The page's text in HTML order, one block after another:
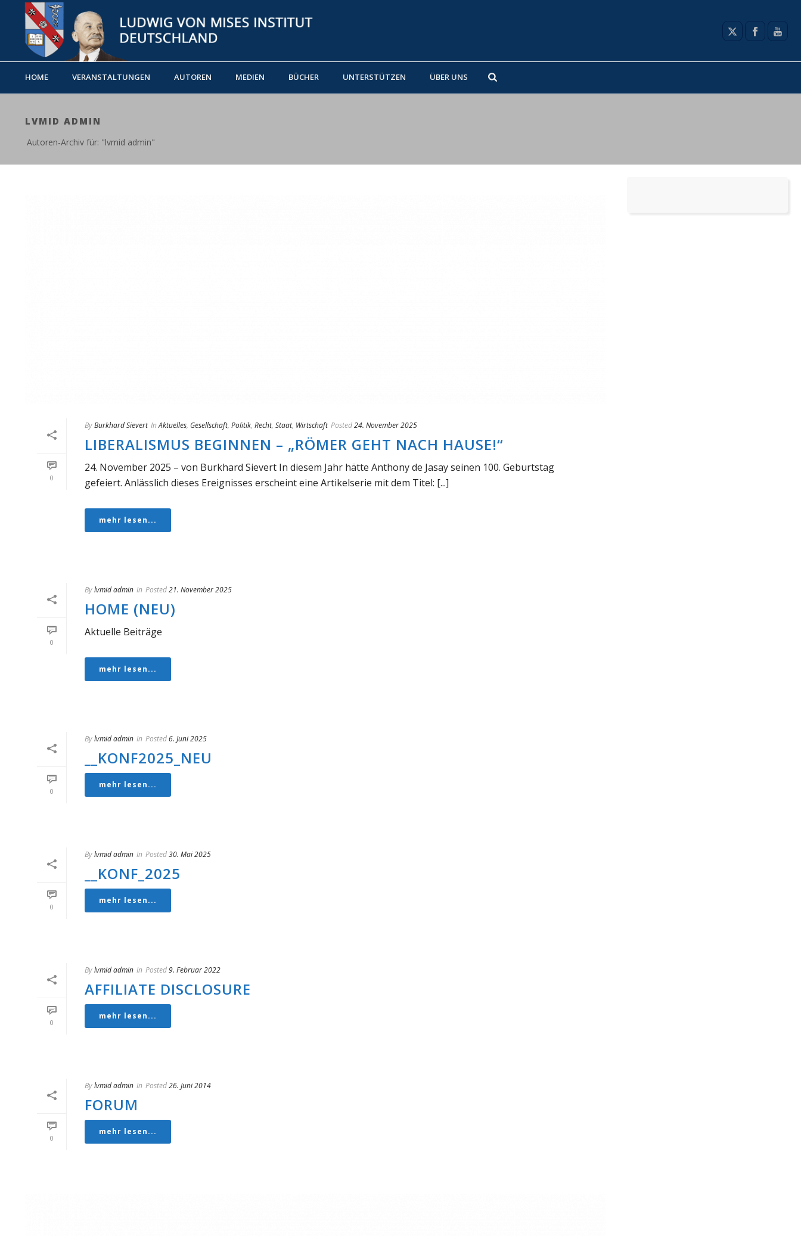
HOME VERANSTALTUNGEN AUTOREN MEDIEN BÜCHER UNTERSTÜTZEN ÜBER UNS
LVMID ADMIN
Autoren-Archiv für: "lvmid admin"
0
ByBurkhard Sievert In Aktuelles, Gesellschaft, Politik, Recht, Staat, Wirtschaft Posted24. November 2025
LIBERALISMUS BEGINNEN – „RÖMER GEHT NACH HAUSE!“
24. November 2025 – von Burkhard Sievert In diesem Jahr hätte Anthony de Jasay seinen 100. Geburtstag
gefeiert. Anlässlich dieses Ereignisses erscheint eine Artikelserie mit dem Titel: [...]
mehr lesen...
0
Bylvmid admin In Posted21. November 2025
HOME (NEU)
Aktuelle Beiträge
mehr lesen...
0
Bylvmid admin In Posted6. Juni 2025
__KONF2025_NEU
mehr lesen...
0
Bylvmid admin In Posted30. Mai 2025
__KONF_2025
mehr lesen...
0
Bylvmid admin In Posted9. Februar 2022
AFFILIATE DISCLOSURE
mehr lesen...
0
Bylvmid admin In Posted26. Juni 2014
FORUM
mehr lesen...